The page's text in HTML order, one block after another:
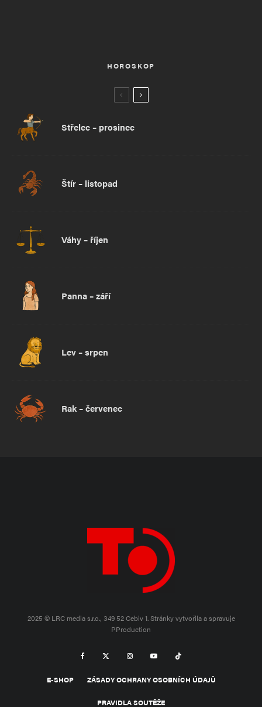
HOROSKOP
Střelec – prosinec
Štír – listopad
Váhy – říjen
Panna – září
Lev – srpen
Rak – červenec
2025 © LRC media s.r.o., 349 52 Cebiv 1.Stránky vytvořila a spravuje
PProduction
E-SHOP ZÁSADY OCHRANY OSOBNÍCH ÚDAJŮ
PRAVIDLA SOUTĚŽE